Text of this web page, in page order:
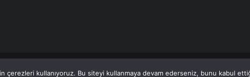
çerezleri kullanıyoruz. Bu siteyi kullanmaya devam ederseniz, bunu kabul